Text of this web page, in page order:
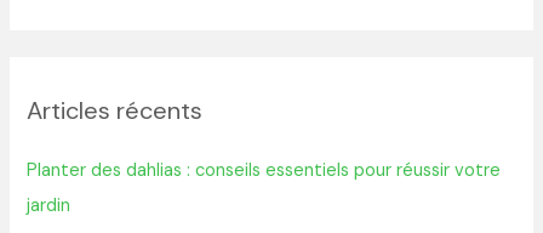
e
h
Articles récents
Planter des dahlias : conseils essentiels pour réussir votre
jardin